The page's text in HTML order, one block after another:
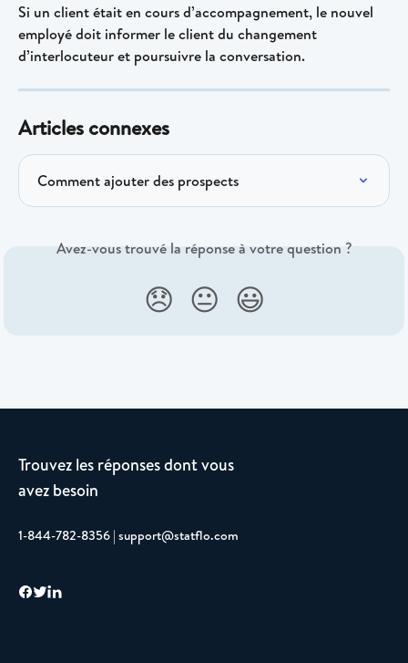
Si un client était en cours d’accompagnement, le nouvel
employé doit informer le client du changement
d’interlocuteur et poursuivre la conversation.
Articles connexes
Comment ajouter des prospects
Avez-vous trouvé la réponse à votre question ?
😞 😐 😃
Trouvez les réponses dont vous
avez besoin
1-844-782-8356 | support@statflo.com